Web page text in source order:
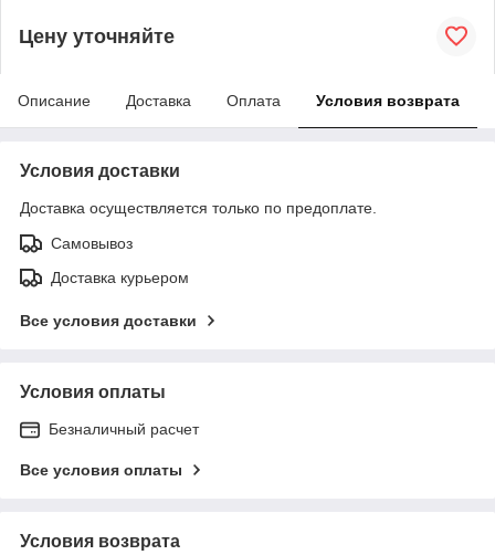
Цену уточняйте
Описание Доставка Оплата Условия возврата
Условия доставки
Доставка осуществляется только по предоплате.
Самовывоз
Доставка курьером
Все условия доставки
Условия оплаты
Безналичный расчет
Все условия оплаты
Условия возврата